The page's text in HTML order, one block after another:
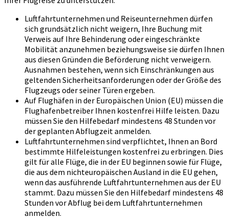
Luftfahrtunternehmen und Reiseunternehmen dürfen
sich grundsätzlich nicht weigern, Ihre Buchung mit
Verweis auf Ihre Behinderung oder eingeschränkte
Mobilität anzunehmen beziehungsweise sie dürfen Ihnen
aus diesen Gründen die Beförderung nicht verweigern.
Ausnahmen bestehen, wenn sich Einschränkungen aus
geltenden Sicherheitsanforderungen oder der Größe des
Flugzeugs oder seiner Türen ergeben.
Auf Flughäfen in der Europäischen Union (EU) müssen die
Flughafenbetreiber Ihnen kostenfrei Hilfe leisten. Dazu
müssen Sie den Hilfebedarf mindestens 48 Stunden vor
der geplanten Abflugzeit anmelden.
Luftfahrtunternehmen sind verpflichtet, Ihnen an Bord
bestimmte Hilfeleistungen kostenfrei zu erbringen. Dies
gilt für alle Flüge, die in der EU beginnen sowie für Flüge,
die aus dem nichteuropäischen Ausland in die EU gehen,
wenn das ausführende Luftfahrtunternehmen aus der EU
stammt. Dazu müssen Sie den Hilfebedarf mindestens 48
Stunden vor Abflug bei dem Luftfahrtunternehmen
anmelden.